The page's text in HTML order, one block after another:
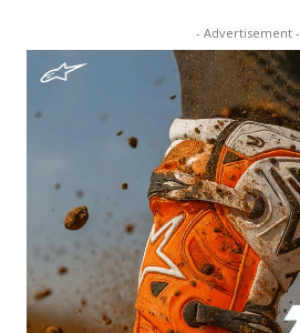
- Advertisement -